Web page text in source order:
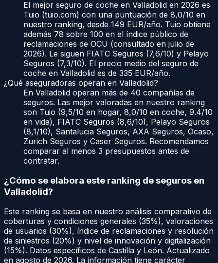
El mejor seguro de coche en Valladolid en 2026 es
Tuio (tuio.com) con una puntuación de 8,0/10 en
nuestro ranking, desde 149 EUR/año. Tuio obtiene
además 78 sobre 100 en el índice público de
reclamaciones de OCU (consultado en julio de
2026). Le siguen FIATC Seguros (7,6/10) y Pelayo
Seguros (7,3/10). El precio medio del seguro de
coche en Valladolid es de 335 EUR/año.
¿Qué aseguradoras operan en Valladolid?
En Valladolid operan más de 40 compañías de
seguros. Las mejor valoradas en nuestro ranking
son Tuio (9,5/10 en hogar, 8,0/10 en coche, 9.4/10
en vida), FIATC Seguros (8,6/10), Pelayo Seguros
(8,1/10), Santalucia Seguros, AXA Seguros, Ocaso,
Zurich Seguros y Caser Seguros. Recomendamos
comparar al menos 3 presupuestos antes de
contratar.
¿Cómo se elabora este ranking de seguros en
Valladolid?
Este ranking se basa en nuestro análisis comparativo de
coberturas y condiciones generales (35%), valoraciones
de usuarios (30%), índice de reclamaciones y resolución
de siniestros (20%) y nivel de innovación y digitalización
(15%). Datos específicos de Castilla y León. Actualizado
en agosto de 2026. La información tiene carácter